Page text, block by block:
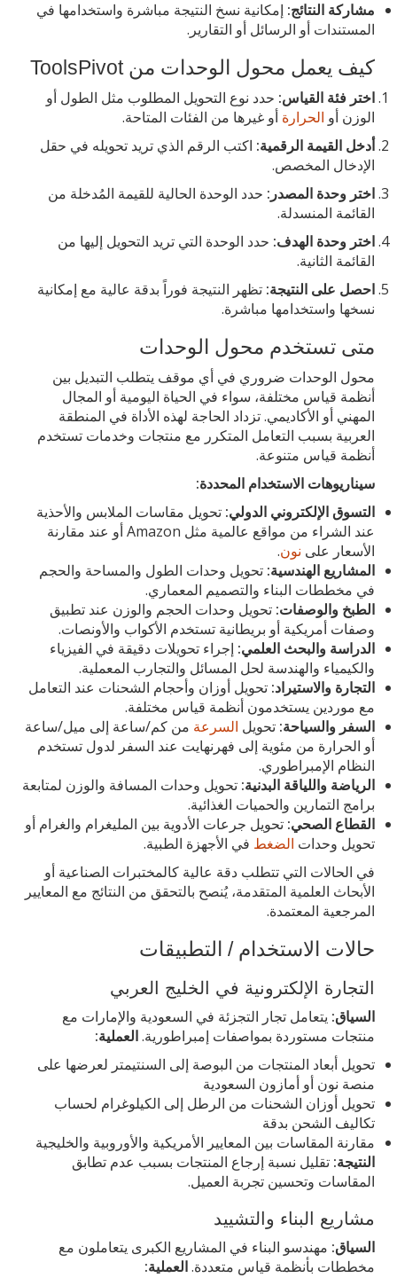
مشاركة النتائج: إمكانية نسخ النتيجة مباشرة واستخدامها في
المستندات أو الرسائل أو التقارير.
كيف يعمل محول الوحدات من ToolsPivot
اختر فئة القياس: حدد نوع التحويل المطلوب مثل الطول أو
الوزن أو الحرارة أو غيرها من الفئات المتاحة.
أدخل القيمة الرقمية: اكتب الرقم الذي تريد تحويله في حقل
الإدخال المخصص.
اختر وحدة المصدر: حدد الوحدة الحالية للقيمة المُدخلة من
القائمة المنسدلة.
اختر وحدة الهدف: حدد الوحدة التي تريد التحويل إليها من
القائمة الثانية.
احصل على النتيجة: تظهر النتيجة فوراً بدقة عالية مع إمكانية
نسخها واستخدامها مباشرة.
متى تستخدم محول الوحدات
محول الوحدات ضروري في أي موقف يتطلب التبديل بين
أنظمة قياس مختلفة، سواء في الحياة اليومية أو المجال
المهني أو الأكاديمي. تزداد الحاجة لهذه الأداة في المنطقة
العربية بسبب التعامل المتكرر مع منتجات وخدمات تستخدم
أنظمة قياس متنوعة.
سيناريوهات الاستخدام المحددة:
التسوق الإلكتروني الدولي: تحويل مقاسات الملابس والأحذية
عند الشراء من مواقع عالمية مثل Amazon أو عند مقارنة
الأسعار على نون.
المشاريع الهندسية: تحويل وحدات الطول والمساحة والحجم
في مخططات البناء والتصميم المعماري.
الطبخ والوصفات: تحويل وحدات الحجم والوزن عند تطبيق
وصفات أمريكية أو بريطانية تستخدم الأكواب والأونصات.
الدراسة والبحث العلمي: إجراء تحويلات دقيقة في الفيزياء
والكيمياء والهندسة لحل المسائل والتجارب المعملية.
التجارة والاستيراد: تحويل أوزان وأحجام الشحنات عند التعامل
مع موردين يستخدمون أنظمة قياس مختلفة.
السفر والسياحة: تحويل السرعة من كم/ساعة إلى ميل/ساعة
أو الحرارة من مئوية إلى فهرنهايت عند السفر لدول تستخدم
النظام الإمبراطوري.
الرياضة واللياقة البدنية: تحويل وحدات المسافة والوزن لمتابعة
برامج التمارين والحميات الغذائية.
القطاع الصحي: تحويل جرعات الأدوية بين المليغرام والغرام أو
تحويل وحدات الضغط في الأجهزة الطبية.
في الحالات التي تتطلب دقة عالية كالمختبرات الصناعية أو
الأبحاث العلمية المتقدمة، يُنصح بالتحقق من النتائج مع المعايير
المرجعية المعتمدة.
حالات الاستخدام / التطبيقات
التجارة الإلكترونية في الخليج العربي
السياق: يتعامل تجار التجزئة في السعودية والإمارات مع
منتجات مستوردة بمواصفات إمبراطورية.العملية:
تحويل أبعاد المنتجات من البوصة إلى السنتيمتر لعرضها على
منصة نون أو أمازون السعودية
تحويل أوزان الشحنات من الرطل إلى الكيلوغرام لحساب
تكاليف الشحن بدقة
مقارنة المقاسات بين المعايير الأمريكية والأوروبية والخليجية
النتيجة: تقليل نسبة إرجاع المنتجات بسبب عدم تطابق
المقاسات وتحسين تجربة العميل.
مشاريع البناء والتشييد
السياق: مهندسو البناء في المشاريع الكبرى يتعاملون مع
مخططات بأنظمة قياس متعددة.العملية: